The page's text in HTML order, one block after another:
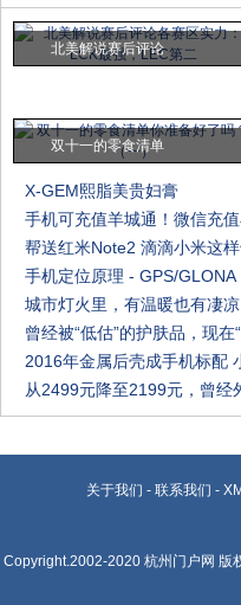
北美解说赛后评论
双十一的零食清单
X-GEM熙脂美贵妇膏
手机可充值羊城通！微信充
帮送红米Note2 滴滴小米这
手机定位原理 - GPS/GLONA
城市灯火里，有温暖也有凄
曾经被“低估”的护肤品，现在
2016年金属后壳成手机标配
从2499元降至2199元，曾经
关于我们 - 联系我们 -
Copyright.2002-2020 杭州门户网 版